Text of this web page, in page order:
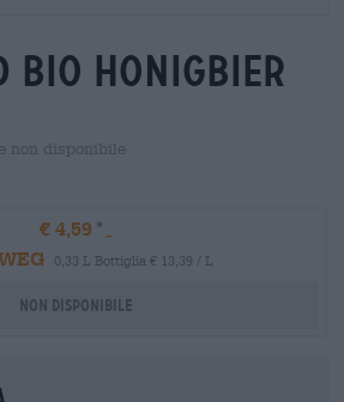
bio honigbier
non disponibile
€ 4,59
0,33 L Bottiglia € 13,39 / L
Non disponibile